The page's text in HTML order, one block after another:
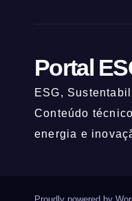
Portal
ESG,
Conteúdo
energia e